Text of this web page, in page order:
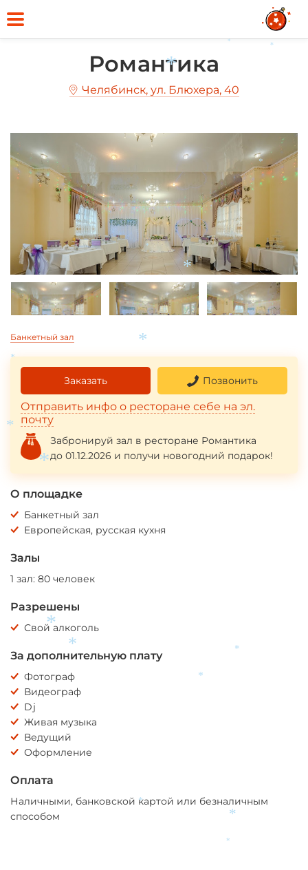
Романтика
Челябинск, ул. Блюхера, 40
Банкетный зал
Заказать Позвонить
Отправить инфо о ресторане себе на эл.
почту
Забронируй зал в ресторане Романтика
до 01.12.2026 и получи новогодний подарок!
О площадке
Банкетный зал
Европейская, русская кухня
Залы
1 зал: 80 человек
Разрешены
Свой алкоголь
За дополнительную плату
Фотограф
Видеограф
Dj
Живая музыка
Ведущий
Оформление
Оплата
Наличными, банковской картой или безналичным
способом
*
*
*
*
*
*
*